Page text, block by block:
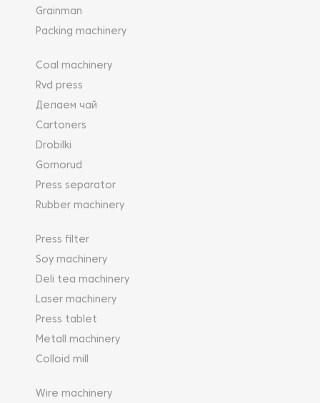
Grainman
Packing machinery
Coal machinery
Rvd press
Делаем чай
Cartoners
Drobilki
Gornorud
Press separator
Rubber machinery
Press filter
Soy machinery
Deli tea machinery
Laser machinery
Press tablet
Metall machinery
Colloid mill
Wire machinery